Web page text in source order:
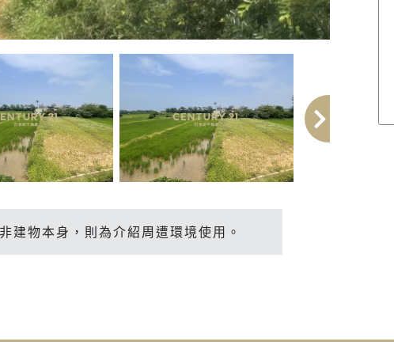
建物本身，則為介紹周遭環境使用。